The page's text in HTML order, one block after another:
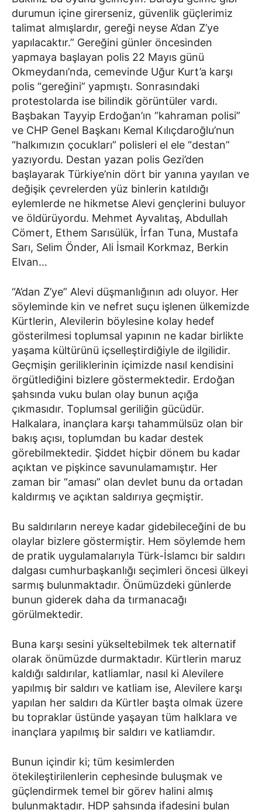
durumun içine girerseniz, güvenlik güçlerimiz
talimat almışlardır, gereği neyse A’dan Z’ye
yapılacaktır.” Gereğini günler öncesinden
yapmaya başlayan polis 22 Mayıs günü
Okmeydanı’nda, cemevinde Uğur Kurt’a karşı
polis “gereğini” yapmıştı. Sonrasındaki
protestolarda ise bilindik görüntüler vardı.
Başbakan Tayyip Erdoğan’ın “kahraman polisi”
ve CHP Genel Başkanı Kemal Kılıçdaroğlu’nun
“halkımızın çocukları” polisleri el ele “destan”
yazıyordu. Destan yazan polis Gezi’den
başlayarak Türkiye’nin dört bir yanına yayılan ve
değişik çevrelerden yüz binlerin katıldığı
eylemlerde ne hikmetse Alevi gençlerini buluyor
ve öldürüyordu. Mehmet Ayvalıtaş, Abdullah
Cömert, Ethem Sarısülük, İrfan Tuna, Mustafa
Sarı, Selim Önder, Ali İsmail Korkmaz, Berkin
Elvan…
“A’dan Z’ye” Alevi düşmanlığının adı oluyor. Her
söyleminde kin ve nefret suçu işlenen ülkemizde
Kürtlerin, Alevilerin böylesine kolay hedef
gösterilmesi toplumsal yapının ne kadar birlikte
yaşama kültürünü içselleştirdiğiyle de ilgilidir.
Geçmişin geriliklerinin içimizde nasıl kendisini
örgütlediğini bizlere göstermektedir. Erdoğan
şahsında vuku bulan olay bunun açığa
çıkmasıdır. Toplumsal geriliğin gücüdür.
Halkalara, inançlara karşı tahammülsüz olan bir
bakış açısı, toplumdan bu kadar destek
görebilmektedir. Şiddet hiçbir dönem bu kadar
açıktan ve pişkince savunulamamıştır. Her
zaman bir “aması” olan devlet bunu da ortadan
kaldırmış ve açıktan saldırıya geçmiştir.
Bu saldırıların nereye kadar gidebileceğini de bu
olaylar bizlere göstermiştir. Hem söylemde hem
de pratik uygulamalarıyla Türk-İslamcı bir saldırı
dalgası cumhurbaşkanlığı seçimleri öncesi ülkeyi
sarmış bulunmaktadır. Önümüzdeki günlerde
bunun giderek daha da tırmanacağı
görülmektedir.
Buna karşı sesini yükseltebilmek tek alternatif
olarak önümüzde durmaktadır. Kürtlerin maruz
kaldığı saldırılar, katliamlar, nasıl ki Alevilere
yapılmış bir saldırı ve katliam ise, Alevilere karşı
yapılan her saldırı da Kürtler başta olmak üzere
bu topraklar üstünde yaşayan tüm halklara ve
inançlara yapılmış bir saldırı ve katliamdır.
Bunun içindir ki; tüm kesimlerden
ötekileştirilenlerin cephesinde buluşmak ve
güçlendirmek temel bir görev halini almış
bulunmaktadır. HDP şahsında ifadesini bulan